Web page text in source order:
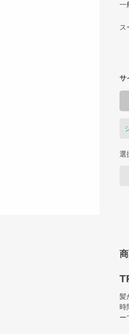
一
ス
サ
選
髪
時
ー